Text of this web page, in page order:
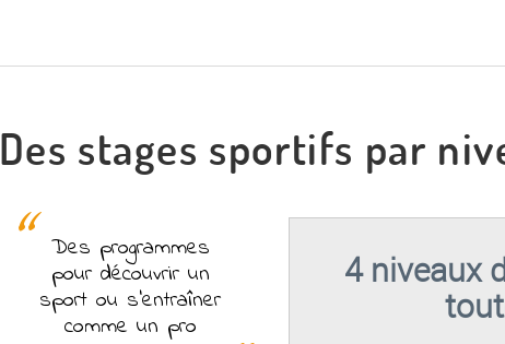
Des stages sportifs par
Des programmes
pour découvrir un
sport ou s'entraîner
comme un pro
4 niveaux